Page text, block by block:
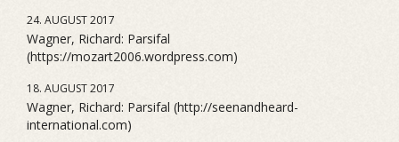
24. AUGUST 2017
Wagner, Richard: Parsifal
(https://mozart2006.wordpress.com)
18. AUGUST 2017
Wagner, Richard: Parsifal (http://seenandheard-
international.com)